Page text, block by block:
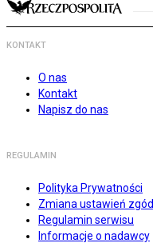
KONTAKT
O nas
Kontakt
Napisz do nas
REGULAMIN
Polityka Prywatności
Zmiana ustawień zgód
Regulamin serwisu
Informacje o nadawcy